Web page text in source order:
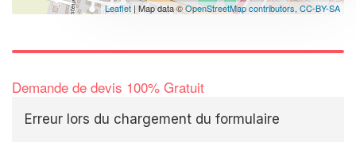
Leaflet | Map data ©OpenStreetMap contributors, CC-BY-SA
Demande de devis 100% Gratuit
Erreur lors du chargement du formulaire